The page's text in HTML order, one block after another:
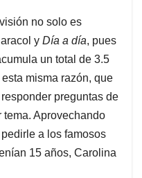
no solo es
y Día a día, pues
un total de 3.5
misma razón, que
preguntas de
Aprovechando
a los famosos
15 años, Carolina